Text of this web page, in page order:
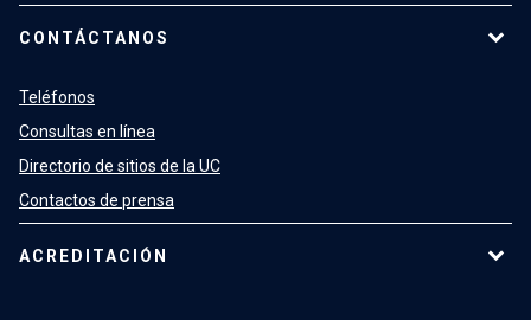
CONTÁCTANOS
Teléfonos
Consultas en línea
Directorio de sitios de la UC
Contactos de prensa
ACREDITACIÓN